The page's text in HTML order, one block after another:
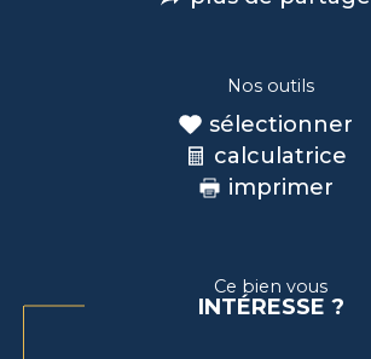
Nos outils
sélectionner
calculatrice
imprimer
Ce bien vous
INTÉRESSE ?